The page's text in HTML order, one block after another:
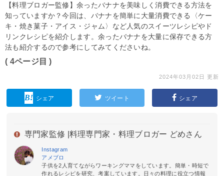
【料理ブロガー監修】余ったバナナを美味しく消費できる方法を
知っていますか？今回は、バナナを簡単に大量消費できる〈ケー
キ・焼き菓子・アイス・ジャム〉など人気のスイーツレシピやド
リンクレシピを紹介します。余ったバナナを大量に保存できる方
法も紹介するので参考にしてみてくださいね。
( 4ページ目 )
2024年03月02日 更新
シェア ツイート シェア
専門家監修 | 料理専門家・料理ブロガー どめさん
Instagram
アメブロ
子供を2人育てながらワーキングママをしています。簡単・時短で
作れるレシピを研究、考案しています。日々の料理に役立つ情報